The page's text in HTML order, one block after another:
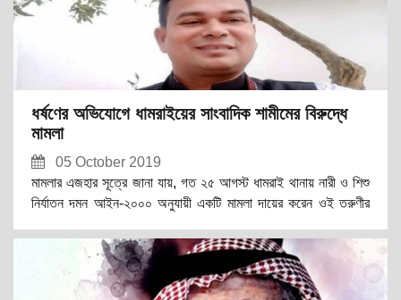
ধর্ষণের অভিযোগে ধামরাইয়ের সাংবাদিক শামীমের বিরুদ্ধে
মামলা
05 October 2019
মামলার এজহার সূত্রে জানা যায়, গত ২৫ আগস্ট ধামরাই থানায় নারী ও শিশু
নির্যাতন দমন আইন-২০০০ অনুযায়ী একটি মামলা দায়ের করেন ওই তরুণীর
গ্রেপ্তারও হয়। পরে শামীম খান সাংবাদিক পরিচয়ে এ মামলার কঠিন বিচারের
কথা বলে ওই কিশোরীর পরিবারের সাথে সনম্পর্ক গড়ে তুলেন।